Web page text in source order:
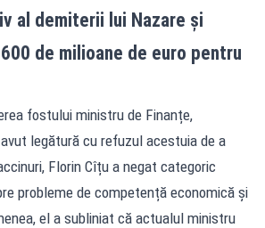
al demiterii lui Nazare și
de milioane de euro pentru
fostului ministru de Finanțe,
legătură cu refuzul acestuia de a
Florin Cîțu a negat categoric
probleme de competență economică și
el a subliniat că actualul ministru